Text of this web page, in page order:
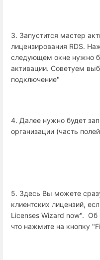
3. Запустится мастер
лицензирования RDS.
следующем окне нужно
активации. Советуем
подключение"
4. Далее нужно будет
организации (часть
5. Здесь Вы можете
клиентских лицензий,
Licenses Wizard now". Об
что нажмите на кнопку